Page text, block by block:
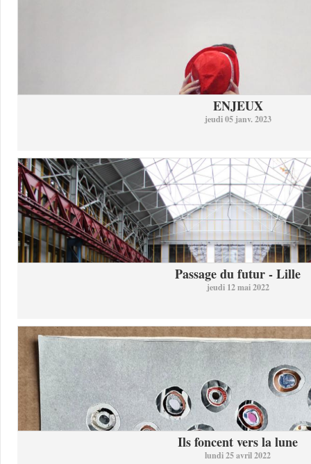
ENJEUX
jeudi 05 janv. 2023
Passage du futur - Lille
jeudi 12 mai 2022
Ils foncent vers la lune
lundi 25 avril 2022